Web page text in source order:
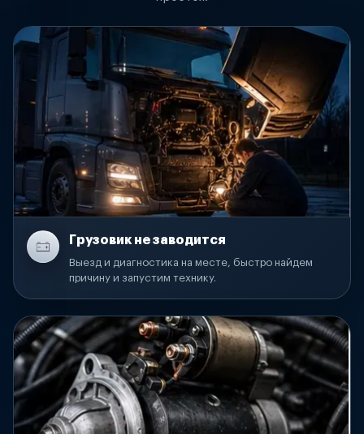
Грузовик не заводится
Выезд и диагностика на месте, быстро найдем
причину и запустим технику.